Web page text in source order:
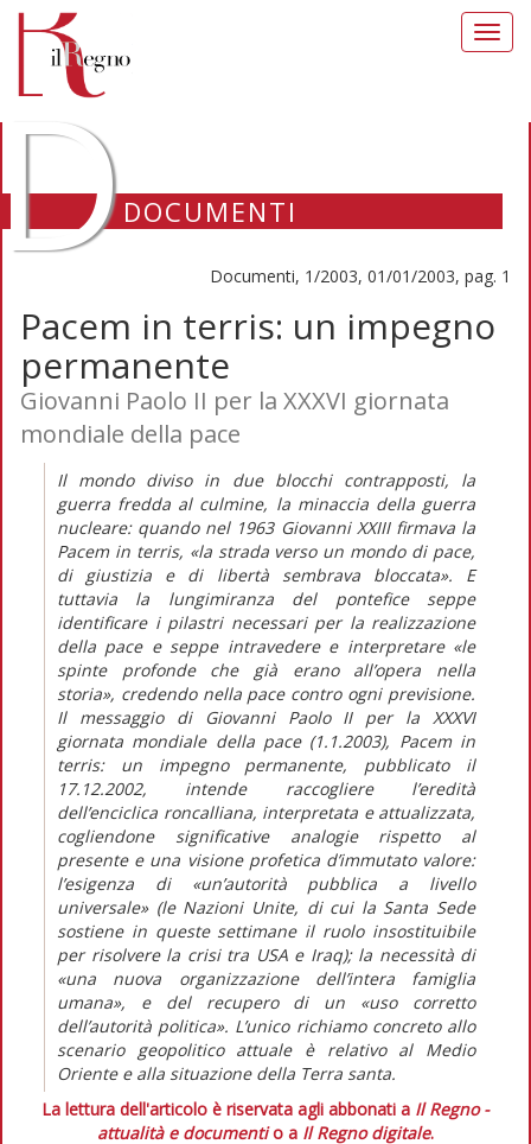
DOCUMENTI
Documenti, 1/2003, 01/01/2003, pag. 1
Pacem in terris: un impegno
permanente
Giovanni Paolo II per la XXXVI giornata
mondiale della pace
Il mondo diviso in due blocchi contrapposti, la
guerra fredda al culmine, la minaccia della guerra
nucleare: quando nel 1963 Giovanni XXIII firmava la
Pacem in terris, «la strada verso un mondo di pace,
di giustizia e di libertà sembrava bloccata». E
tuttavia la lungimiranza del pontefice seppe
identificare i pilastri necessari per la realizzazione
della pace e seppe intravedere e interpretare «le
spinte profonde che già erano all’opera nella
storia», credendo nella pace contro ogni previsione.
Il messaggio di Giovanni Paolo II per la XXXVI
giornata mondiale della pace (1.1.2003), Pacem in
terris: un impegno permanente, pubblicato il
17.12.2002, intende raccogliere l’eredità
dell’enciclica roncalliana, interpretata e attualizzata,
cogliendone significative analogie rispetto al
presente e una visione profetica d’immutato valore:
l’esigenza di «un’autorità pubblica a livello
universale» (le Nazioni Unite, di cui la Santa Sede
sostiene in queste settimane il ruolo insostituibile
per risolvere la crisi tra USA e Iraq); la necessità di
«una nuova organizzazione dell’intera famiglia
umana», e del recupero di un «uso corretto
dell’autorità politica». L’unico richiamo concreto allo
scenario geopolitico attuale è relativo al Medio
Oriente e alla situazione della Terra santa.
La lettura dell'articolo è riservata agli abbonati a Il Regno -
attualità e documentio a Il Regno digitale.